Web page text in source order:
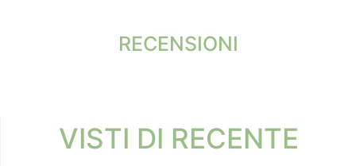
RECENSIONI
VISTI DI RECENTE